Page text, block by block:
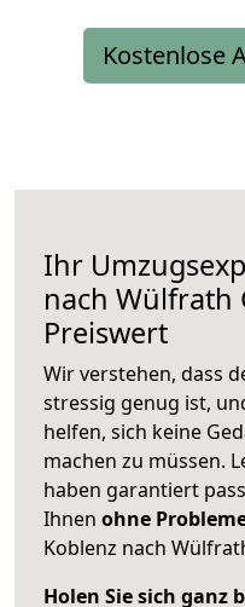
Kostenlose
Ihr
nach Wülfrath
Preiswert
Wir verstehen, dass
stressig genug ist,
helfen, sich keine
machen zu müssen.
haben garantiert
Ihnen ohne
Koblenz nach
Holen Sie sich ganz